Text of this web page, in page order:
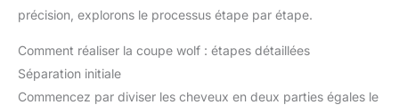
précision, explorons le processus étape par étape.
Comment réaliser la coupe wolf : étapes détaillées
Séparation initiale
Commencez par diviser les cheveux en deux parties égales le